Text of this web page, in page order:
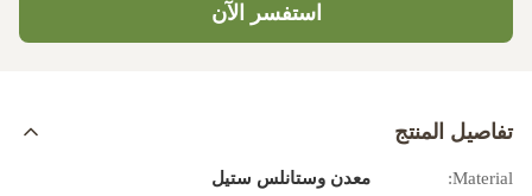
استفسر الآن
تفاصيل المنتج
Material:
معدن وستانلس ستيل